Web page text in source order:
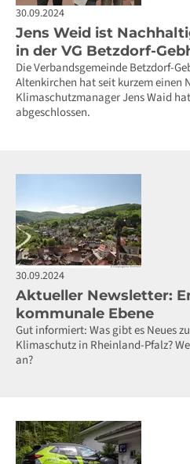
30.09.2024
Jens Weid ist
in der VG Betzdorf-
Die Verbandsgemeinde Betzdorf-
Altenkirchen hat seit kurzem
Klimaschutzmanager Jens Waid
abgeschlossen.
30.09.2024
Aktueller Newsletter:
kommunale Ebene
Gut informiert: Was gibt es Neues
Klimaschutz in Rheinland-Pfalz?
an?